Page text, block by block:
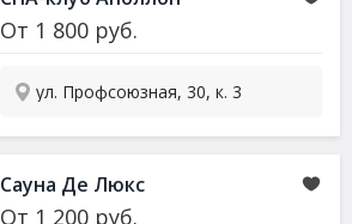
От 1 800 руб.
ул. Профсоюзная, 30, к. 3
Сауна Де Люкс
От 1 200 руб.